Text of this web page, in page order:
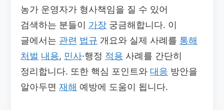
농가 운영자가 형사책임을 질 수 있어
검색하는 분들이 가장 궁금해합니다. 이
글에서는 관련 법규 개요와 실제 사례를 통해
처벌 내용, 민사·행정 적용 사례를 간단히
정리합니다. 또한 핵심 포인트와 대응 방안을
알아두면 재해 예방에 도움이 됩니다.